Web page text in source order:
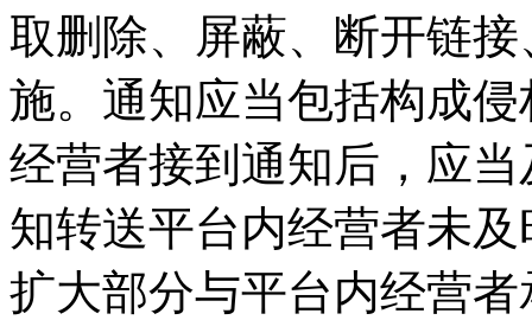
取删除、屏蔽、断开链
施。通知应当包括构成
经营者接到通知后，应
知转送平台内经营者未
扩大部分与平台内经营